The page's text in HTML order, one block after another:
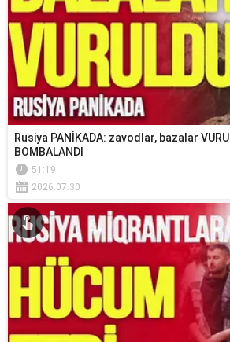
Rusiya PANİKADA: zavodlar, bazalar
BOMBALANDI
51:19
2026.07.30